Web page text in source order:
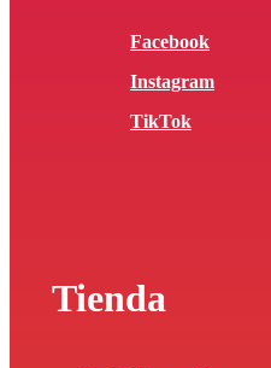
Facebook
Instagram
TikTok
Tienda